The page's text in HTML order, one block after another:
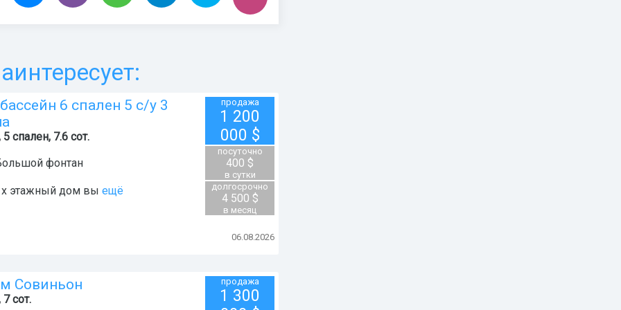
6 спален 5 с/у 3
спален, 7.6 сот.
фонтан
х этажный дом вы ещё
продажа
1 200
000 $
посуточно
400 $
в сутки
долгосрочно
4 500 $
в месяц
06.08.2026
Совиньон
сот.
продажа
1 300